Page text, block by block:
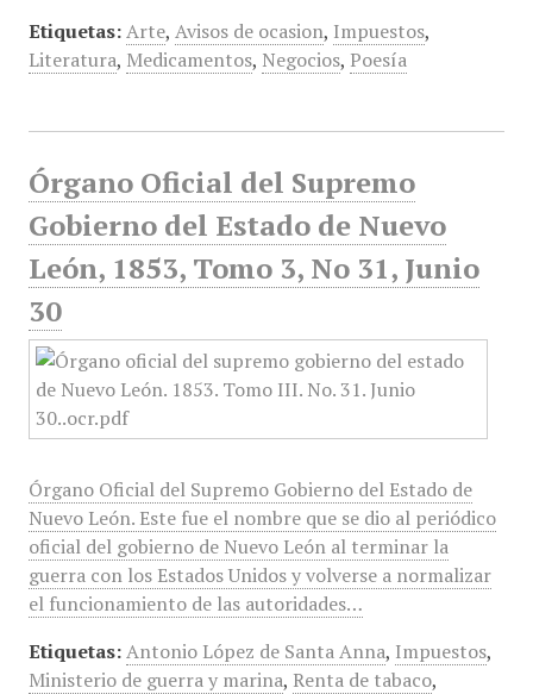
Etiquetas: Arte, Avisos de ocasion, Impuestos,
Literatura, Medicamentos, Negocios, Poesía
Órgano Oficial del Supremo
Gobierno del Estado de Nuevo
León, 1853, Tomo 3, No 31, Junio
30
Órgano Oficial del Supremo Gobierno del Estado de
Nuevo León. Este fue el nombre que se dio al periódico
oficial del gobierno de Nuevo León al terminar la
guerra con los Estados Unidos y volverse a normalizar
el funcionamiento de las autoridades…
Etiquetas: Antonio López de Santa Anna, Impuestos,
Ministerio de guerra y marina, Renta de tabaco,